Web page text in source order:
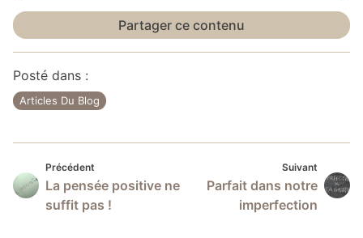
Partager ce contenu
Posté dans :
Articles Du Blog
Navigation
de
Précédent
La pensée positive ne
suffit pas !
Suivant
Parfait dans notre
imperfection